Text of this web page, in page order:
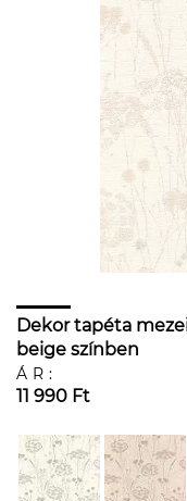
Dekor tapéta
beige színben
ÁR:
11 990 Ft